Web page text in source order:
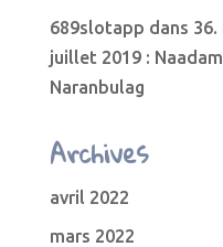
689slotapp dans 36.
juillet 2019 :
Naranbulag
Archives
avril 2022
mars 2022